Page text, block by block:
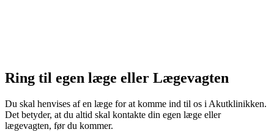
Ring til egen læge eller Lægevagten
Du skal henvises af en læge for at komme ind til os i Akutklinikken.
Det betyder, at du altid skal kontakte din egen læge eller
lægevagten, før du kommer.